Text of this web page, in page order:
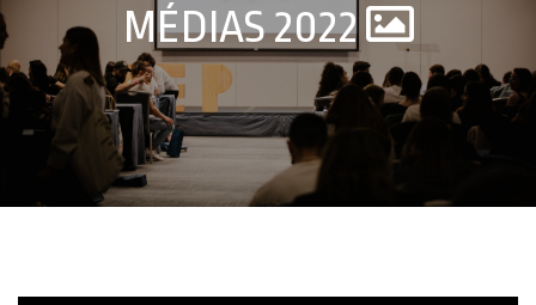
MÉDIAS 2022